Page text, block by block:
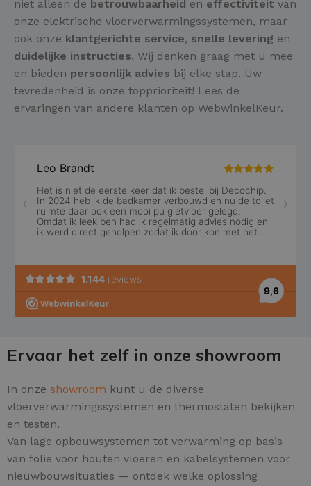
niet alleen de betrouwbaarheid en effectiviteit van
onze elektrische vloerverwarmingssystemen, maar
ook onze klantgerichte service, snelle levering en
duidelijke instructies. Wij denken graag met u mee
en bieden persoonlijk advies bij elke stap. Uw
tevredenheid is onze topprioriteit! Lees de
ervaringen van andere klanten op WebwinkelKeur.
Ervaar het zelf in onze showroom
In onze showroom kunt u de diverse
vloerverwarmingssystemen en thermostaten bekijken
en testen.
Van lage opbouwsystemen tot verwarming op basis
van folie voor houten vloeren en kabelsystemen voor
nieuwbouwsituaties — ontdek welke oplossing